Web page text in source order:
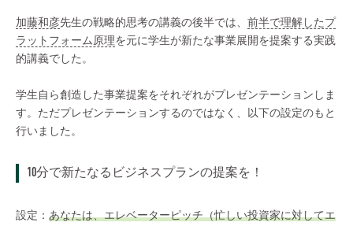
加藤和彦先生の戦略的思考の講義の後半では、 前半で理解したプ
ラットフォーム原理を元に学生が新たな事業展開を提案する実践
的講義でした。
学生自ら創造した事業提案をそれぞれがプレゼンテーションしま
す。ただプレゼンテーションするのではなく、以下の設定のもと
行いました。
10分で新たなるビジネスプランの提案を！
設定： あなたは、エレベーターピッチ（忙しい投資家に対してエ